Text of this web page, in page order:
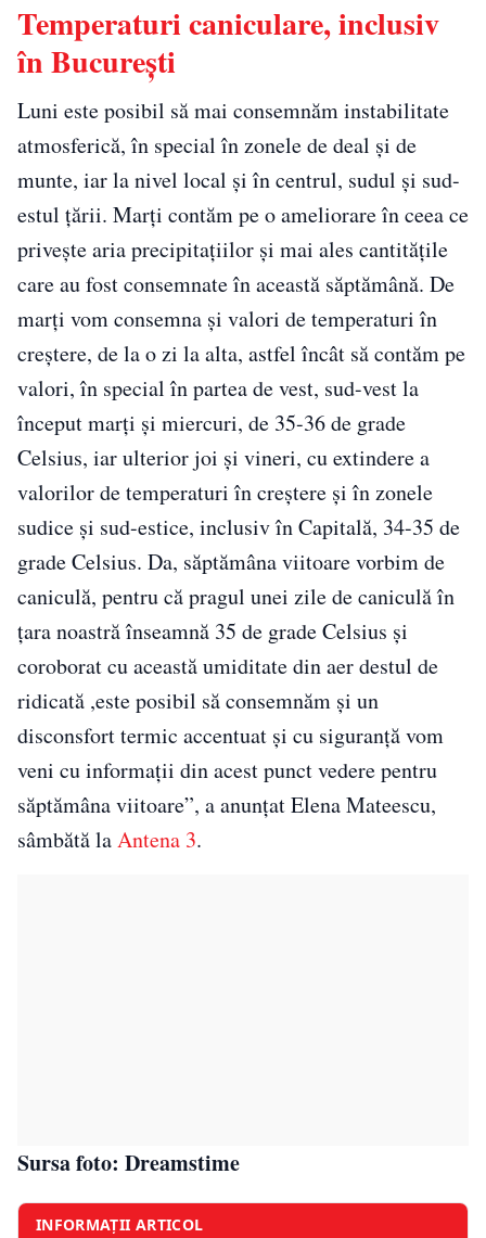
Temperaturi caniculare, inclusiv
în Bucureşti
Luni este posibil să mai consemnăm instabilitate
atmosferică, în special în zonele de deal şi de
munte, iar la nivel local şi în centrul, sudul şi sud-
estul ţării. Marţi contăm pe o ameliorare în ceea ce
priveşte aria precipitaţiilor şi mai ales cantităţile
care au fost consemnate în această săptămână. De
marţi vom consemna şi valori de temperaturi în
creştere, de la o zi la alta, astfel încât să contăm pe
valori, în special în partea de vest, sud-vest la
început marţi şi miercuri, de 35-36 de grade
Celsius, iar ulterior joi şi vineri, cu extindere a
valorilor de temperaturi în creştere şi în zonele
sudice şi sud-estice, inclusiv în Capitală, 34-35 de
grade Celsius. Da, săptămâna viitoare vorbim de
caniculă, pentru că pragul unei zile de caniculă în
ţara noastră înseamnă 35 de grade Celsius şi
coroborat cu această umiditate din aer destul de
ridicată ,este posibil să consemnăm şi un
disconsfort termic accentuat şi cu siguranţă vom
veni cu informaţii din acest punct vedere pentru
săptămâna viitoare”, a anunţat Elena Mateescu,
sâmbătă laAntena 3.
Sursa foto: Dreamstime
INFORMAȚII ARTICOL